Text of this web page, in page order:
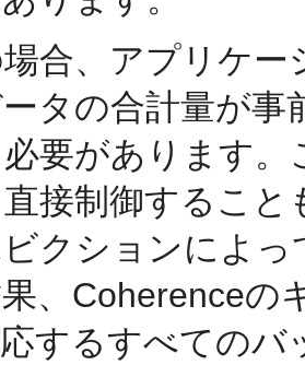
合、アプリケ
タの合計量が
要があります
接制御するこ
クションによ
、Coherenceの
するすべての